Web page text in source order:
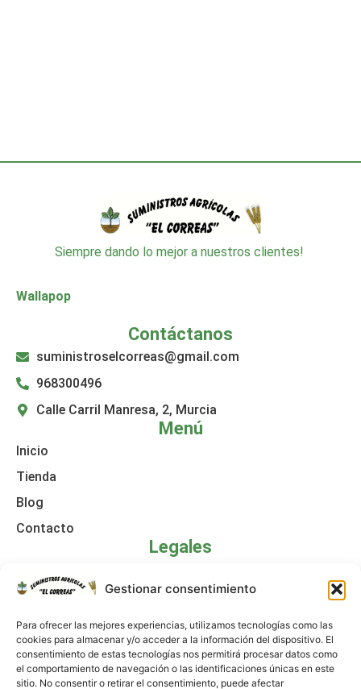
Gestionar consentimiento
Para ofrecer las mejores experiencias, utilizamos tecnologías como las
cookies para almacenar y/o acceder a la información del dispositivo. El
consentimiento de estas tecnologías nos permitirá procesar datos como
el comportamiento de navegación o las identificaciones únicas en este
sitio. No consentir o retirar el consentimiento, puede afectar
Siempre dando lo mejor a nuestros clientes!
Wallapop
Menú
Inicio
Tienda
Blog
Contacto
Legales
Política de cookies
Declaración de accesibilidad
Política de privacidad
Contáctanos
suministroselcorreas@gmail.com
968300496
Calle Carril Manresa, 2, Murcia